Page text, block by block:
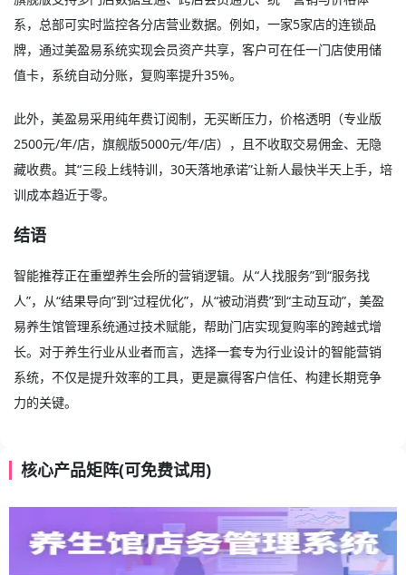
系，总部可实时监控各分店营业数据。例如，一家5家店的连锁品
牌，通过美盈易系统实现会员资产共享，客户可在任一门店使用储
值卡，系统自动分账，复购率提升35%。
此外，美盈易采用纯年费订阅制，无买断压力，价格透明（专业版
2500元/年/店，旗舰版5000元/年/店），且不收取交易佣金、无隐
藏收费。其“三段上线特训，30天落地承诺”让新人最快半天上手，培
训成本趋近于零。
结语
智能推荐正在重塑养生会所的营销逻辑。从“人找服务”到“服务找
人”，从“结果导向”到“过程优化”，从“被动消费”到“主动互动”，美盈
易养生馆管理系统通过技术赋能，帮助门店实现复购率的跨越式增
长。对于养生行业从业者而言，选择一套专为行业设计的智能营销
系统，不仅是提升效率的工具，更是赢得客户信任、构建长期竞争
力的关键。
核心产品矩阵(可免费试用)